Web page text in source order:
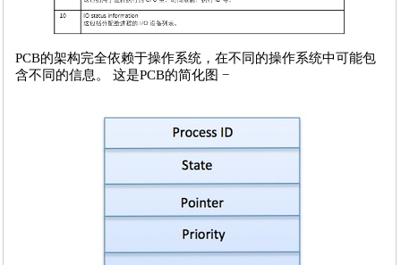
PCB的架构完全依赖于操作系统，在不同的操作系统中可能包
含不同的信息。 这是PCB的简化图 −